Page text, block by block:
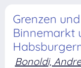
Grenzen
Binnemarkt
Bonoldi,